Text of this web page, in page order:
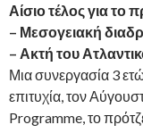
Αίσιο τέλος για το
– Μεσογειακή
– Ακτή του
Μια συνεργασία 3
επιτυχία, τον
Programme, το